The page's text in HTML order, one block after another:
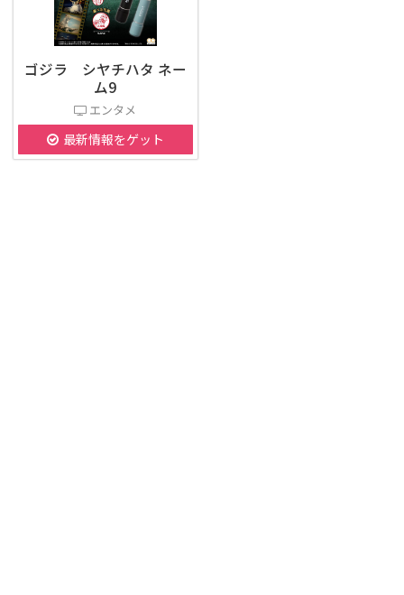
ゴジラ シヤチハタ ネー
ム9
エンタメ
最新情報をゲット